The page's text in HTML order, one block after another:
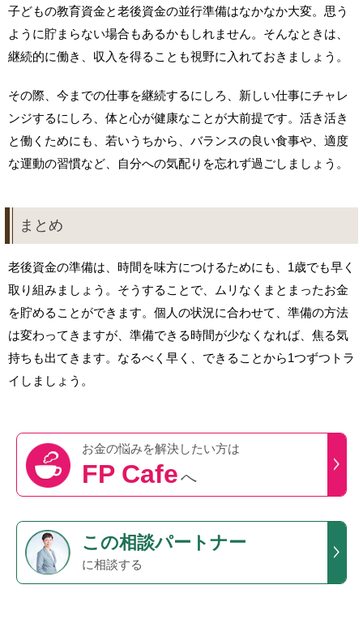
子どもの教育資金と老後資金の並行準備はなかなか大変。思う
ように貯まらない場合もあるかもしれません。そんなときは、
継続的に働き、収入を得ることも視野に入れておきましょう。
その際、今までの仕事を継続するにしろ、新しい仕事にチャレ
ンジするにしろ、体と心が健康なことが大前提です。活き活き
と働くためにも、若いうちから、バランスの良い食事や、適度
な運動の習慣など、自分への気配りを忘れず過ごしましょう。
まとめ
老後資金の準備は、時間を味方につけるためにも、1歳でも早く
取り組みましょう。そうすることで、ムリなくまとまったお金
を貯めることができます。個人の状況に合わせて、準備の方法
は変わってきますが、準備できる時間が少なくなれば、焦る気
持ちも出てきます。なるべく早く、できることから1つずつトラ
イしましょう。
お金の悩みを解決したい方は
FP Cafeへ
この相談パートナー
に相談する